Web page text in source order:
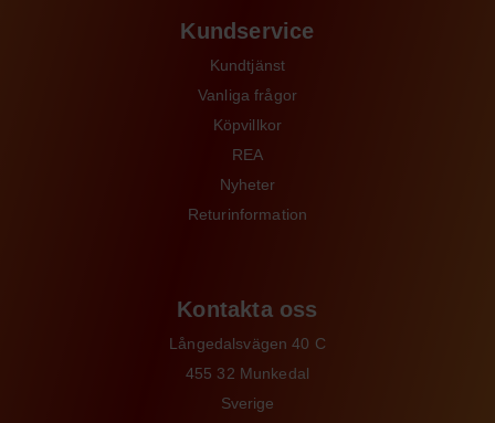
Kundservice
Kundtjänst
Vanliga frågor
Köpvillkor
REA
Nyheter
Returinformation
Kontakta oss
Långedalsvägen 40 C
455 32 Munkedal
Sverige